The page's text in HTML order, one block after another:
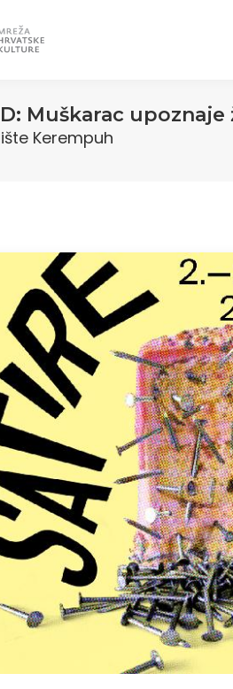
Muškarac upoznaje
Kerempuh